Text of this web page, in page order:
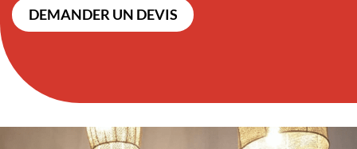
DEMANDER UN DEVIS